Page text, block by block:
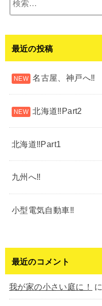
最近の投稿
名古屋、神戸へ‼︎
北海道‼︎Part2
北海道‼︎Part1
九州へ‼︎
小型電気自動車‼︎
最近のコメント
我が家の小さい庭に！ に